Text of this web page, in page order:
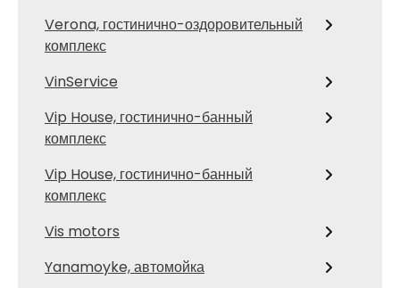
Verona, гостинично-оздоровительный
комплекс
VinService
Vip House, гостинично-банный
комплекс
Vip House, гостинично-банный
комплекс
Vis motors
Yanamoyke, автомойка